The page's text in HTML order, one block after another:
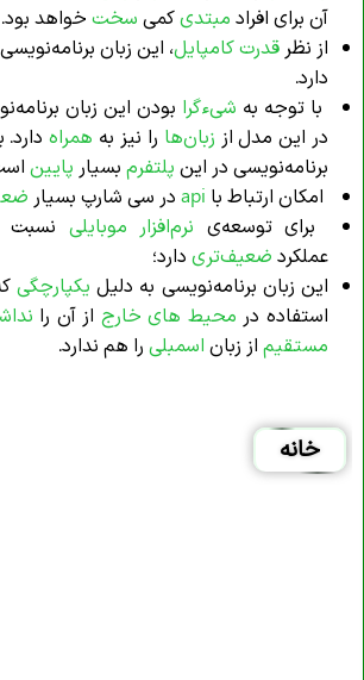
آن برای افراد مبتدیکمی سخت خواهد بود.
از نظر قدرت کامپایل، این زبان
دارد.
با توجه به شیءگرا بودن این زبان
در این مدل از زبان‌ها را نیز به همراه دارد.
برنامه‌نویسی در این پلتفرم بسیار پایین
امکان ارتباط با
در سی شارپ بسیار
برای توسعه‌ی نرم‌افزار موبایلی نسبت
عملکرد ضعیف‌تری دارد؛
این زبان برنامه‌نویسی به دلیل یکپارچگی
استفاده در محیط‌ های خارج از آن را
مستقیم از زبان اسمبلی را هم ندارد.
خانه